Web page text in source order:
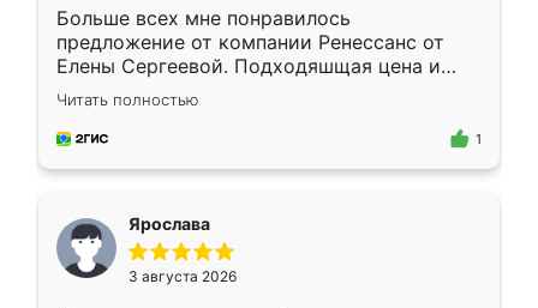
Больше всех мне понравилось
предложение от компании Ренессанс от
Елены Сергеевой. Подходяшщая цена и
короткие сроки изготовления. Приехавший
для замера сотрудник Владислав
предложил по моему эскизу самый
Читать полностью
1
Ярослава
3 августа 2026